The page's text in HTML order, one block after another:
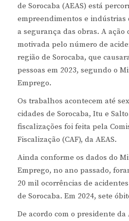
de Sorocaba (AEAS) está
empreendimentos e
a segurança das obras. A ação
motivada pelo número de
região de Sorocaba, que
pessoas em 2023, segundo o
Emprego.
Os trabalhos acontecem até
cidades de Sorocaba, Itu e
fiscalizações foi feita pela
Fiscalização (CAF), da AEAS.
Ainda conforme os dados do
Emprego, no ano passado,
20 mil ocorrências de
de Sorocaba. Em 2024, sete
De acordo com o presidente da